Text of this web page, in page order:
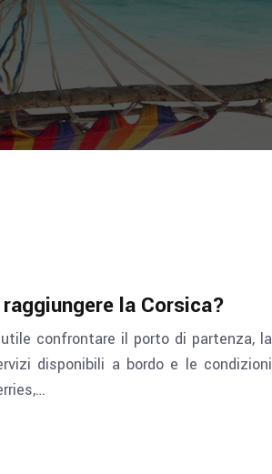
la Corsica?
confrontare il porto di partenza, la
disponibili a bordo e le condizioni